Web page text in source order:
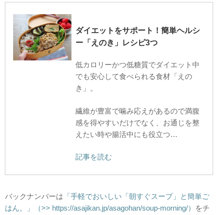
ダイエットをサポート！簡単ヘルシ
ー「えのき」レシピ3つ
低カロリーかつ低糖質でダイエット中
でも安心して食べられる食材「えの
き」。
繊維が豊富で噛み応えがあるので満腹
感を得やすいだけでなく、お通じを整
えたい時や腸活中にも役立つ…
記事を読む
バックナンバーは 「手軽でおいしい「朝すぐスープ」と簡単ご
はん。」（>> https://asajikan.jp/asagohan/soup-morning/）
をチ